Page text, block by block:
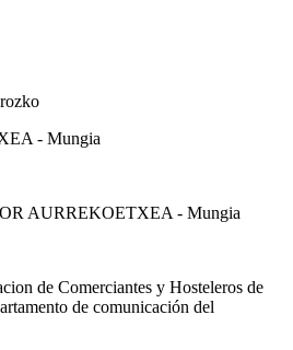
- Mungia
AURREKOETXEA - Mungia
de Comerciantes y Hosteleros de
de comunicación del